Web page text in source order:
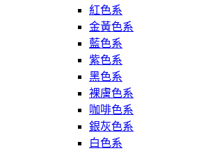
紅色系
金黃色系
藍色系
紫色系
黑色系
裸膚色系
咖啡色系
銀灰色系
白色系